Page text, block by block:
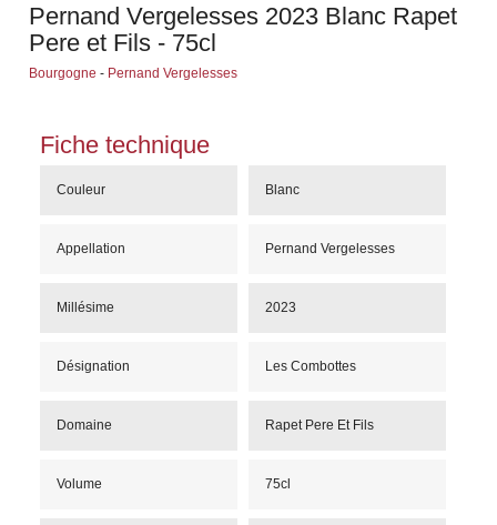
Pernand Vergelesses 2023 Blanc Rapet
Pere et Fils - 75cl
Bourgogne - Pernand Vergelesses
Fiche technique
Couleur Blanc
Appellation Pernand Vergelesses
Millésime 2023
Désignation Les Combottes
Domaine Rapet Pere Et Fils
Volume 75cl